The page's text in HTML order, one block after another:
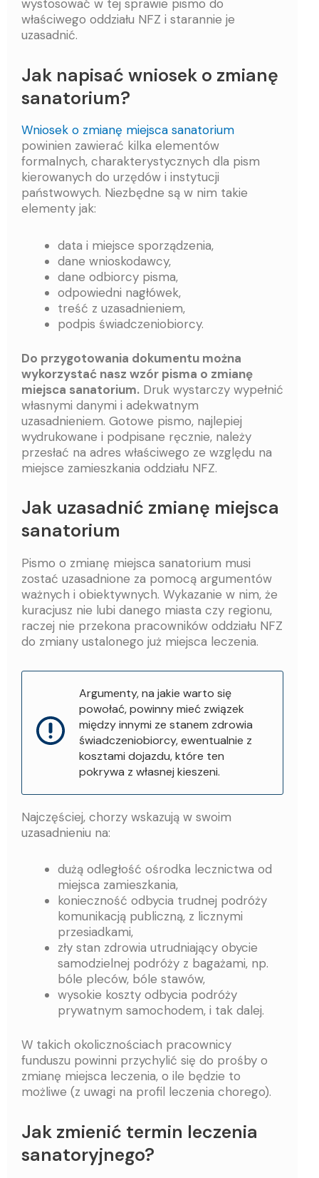
wystosować w tej sprawie pismo do
właściwego oddziału NFZ i starannie je
uzasadnić.
Jak napisać wniosek o zmianę
sanatorium?
Wniosek o zmianę miejsca sanatorium
powinien zawierać kilka elementów
formalnych, charakterystycznych dla pism
kierowanych do urzędów i instytucji
państwowych. Niezbędne są w nim takie
elementy jak:
data i miejsce sporządzenia,
dane wnioskodawcy,
dane odbiorcy pisma,
odpowiedni nagłówek,
treść z uzasadnieniem,
podpis świadczeniobiorcy.
Do przygotowania dokumentu można
wykorzystać nasz wzór pisma o zmianę
miejsca sanatorium. Druk wystarczy wypełnić
własnymi danymi i adekwatnym
uzasadnieniem. Gotowe pismo, najlepiej
wydrukowane i podpisane ręcznie, należy
przesłać na adres właściwego ze względu na
miejsce zamieszkania oddziału NFZ.
Jak uzasadnić zmianę miejsca
sanatorium
Pismo o zmianę miejsca sanatorium musi
zostać uzasadnione za pomocą argumentów
ważnych i obiektywnych. Wykazanie w nim, że
kuracjusz nie lubi danego miasta czy regionu,
raczej nie przekona pracowników oddziału NFZ
do zmiany ustalonego już miejsca leczenia.
Argumenty, na jakie warto się
powołać, powinny mieć związek
między innymi ze stanem zdrowia
świadczeniobiorcy, ewentualnie z
kosztami dojazdu, które ten
pokrywa z własnej kieszeni.
Najczęściej, chorzy wskazują w swoim
uzasadnieniu na:
dużą odległość ośrodka lecznictwa od
miejsca zamieszkania,
konieczność odbycia trudnej podróży
komunikacją publiczną, z licznymi
przesiadkami,
zły stan zdrowia utrudniający obycie
samodzielnej podróży z bagażami, np.
bóle pleców, bóle stawów,
wysokie koszty odbycia podróży
prywatnym samochodem, i tak dalej.
W takich okolicznościach pracownicy
funduszu powinni przychylić się do prośby o
zmianę miejsca leczenia, o ile będzie to
możliwe (z uwagi na profil leczenia chorego).
Jak zmienić termin leczenia
sanatoryjnego?